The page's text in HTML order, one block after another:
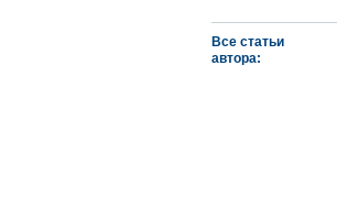
Все статьи
автора: